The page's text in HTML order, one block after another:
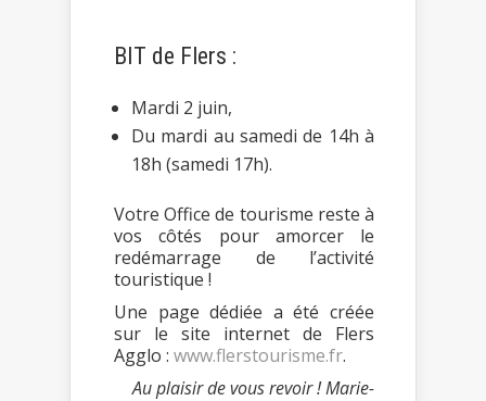
BIT de Flers :
Mardi 2 juin,
Du mardi au samedi de 14h à
18h (samedi 17h).
Votre Office de tourisme reste à
vos côtés pour amorcer le
redémarrage de l’activité
touristique !
Une page dédiée a été créée
sur le site internet de Flers
Agglo : www.flerstourisme.fr.
Au plaisir de vous revoir ! Marie-